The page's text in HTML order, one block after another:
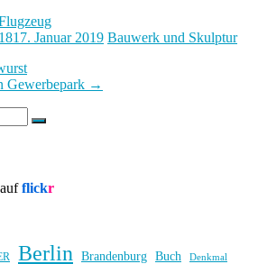
17. Januar 2019 Bauwerk und Skulptur
Gewerbepark →
aufflickr
Berlin Brandenburg Buch Denkmal